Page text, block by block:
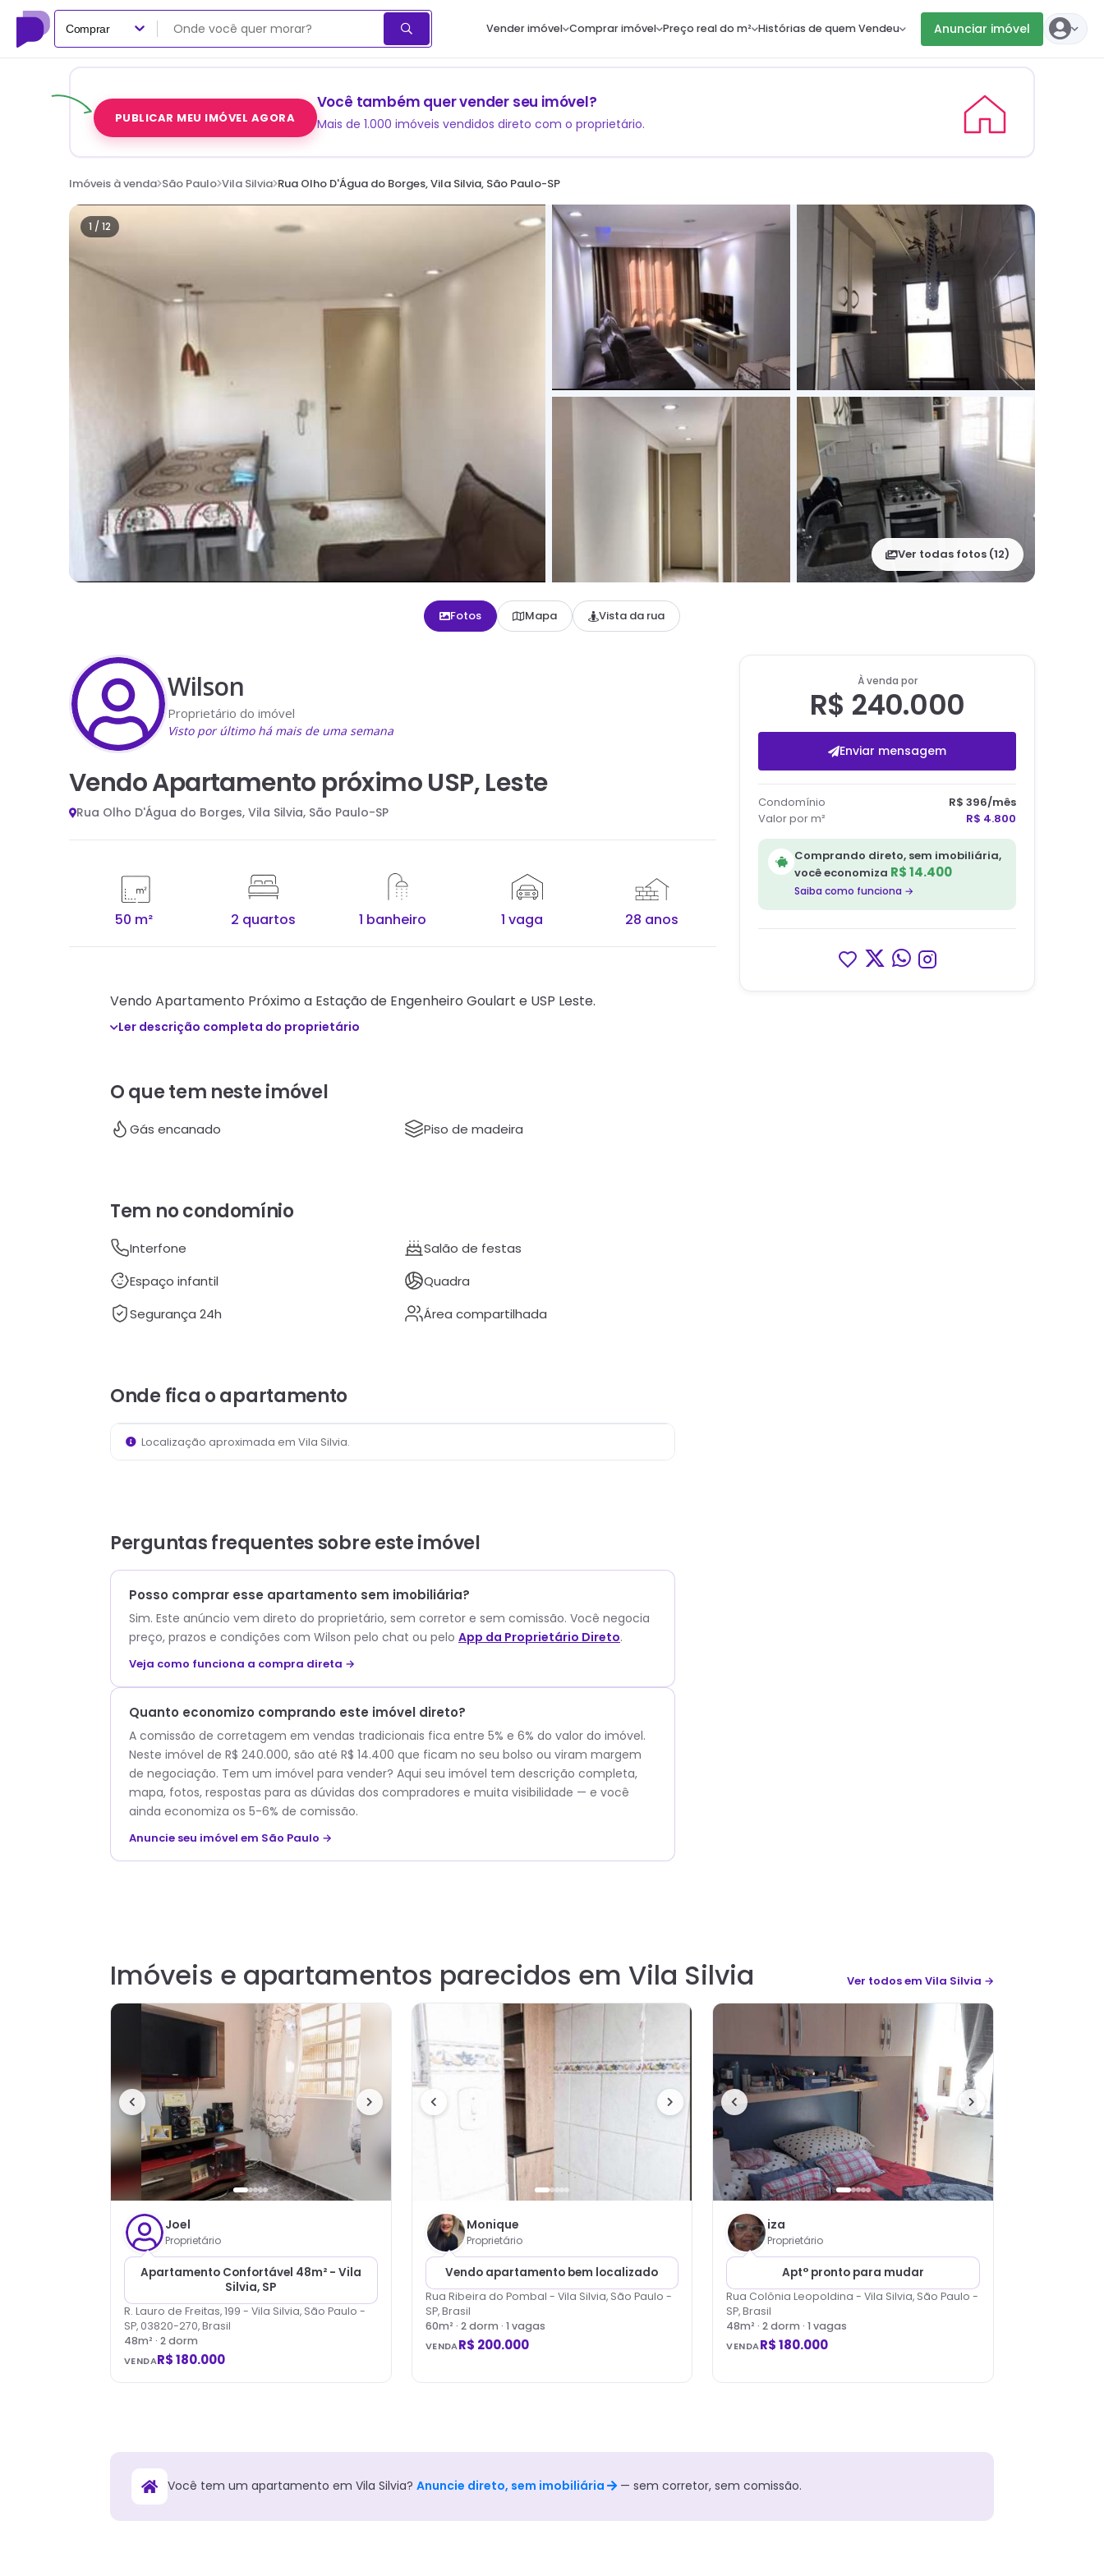
Comprar Vender imóvel Comprar imóvel Preço real do m² Histórias de quem Vendeu Anunciar imóvel
PUBLICAR MEU IMÓVEL AGORA
Você também quer vender seu imóvel?
Mais de 1.000 imóveis vendidos direto com o proprietário.
Imóveis à venda São Paulo Vila Silvia Rua Olho D'Água do Borges, Vila Silvia, São Paulo-SP
1 / 12
Ver todas fotos (12)
Fotos Mapa Vista da rua
Wilson
Proprietário do imóvel
Visto por último há mais de uma semana
Vendo Apartamento próximo USP, Leste
Rua Olho D'Água do Borges, Vila Silvia, São Paulo-SP
50 m² 2 quartos 1 banheiro 1 vaga 28 anos
Vendo Apartamento Próximo a Estação de Engenheiro Goulart e USP Leste.
Ler descrição completa do proprietário
O que tem neste imóvel
Gás encanado Piso de madeira
Tem no condomínio
Interfone
Salão de festas
Espaço infantil
Quadra
Segurança 24h
Área compartilhada
Onde fica o apartamento
Localização aproximada em Vila Silvia.
Perguntas frequentes sobre esteimóvel
Posso comprar esse apartamento sem imobiliária?
Sim. Este anúncio vem direto do proprietário, sem corretor e sem comissão. Você negocia
preço, prazos e condições com Wilson pelo chat ou pelo App da Proprietário Direto.
Veja como funciona a compra direta →
Quanto economizo comprando este imóvel direto?
A comissão de corretagem em vendas tradicionais fica entre 5% e 6% do valor do imóvel.
Neste imóvel de R$ 240.000, são até R$ 14.400 que ficam no seu bolso ou viram margem
de negociação. Tem um imóvel para vender? Aqui seu imóvel tem descrição completa,
mapa, fotos, respostas para as dúvidas dos compradores e muita visibilidade — e você
ainda economiza os 5-6% de comissão.
Anuncie seu imóvel em São Paulo →
À venda por
R$ 240.000
Enviar mensagem
Condomínio R$ 396/mês
Valor por m²
R$ 4.800
Comprando direto, sem imobiliária,
você economiza R$ 14.400
Saiba como funciona →
Imóveis e apartamentos parecidos em Vila Silvia Ver todosem Vila Silvia →
Joel
Proprietário
Apartamento Confortável 48m² - Vila
Silvia, SP
R. Lauro de Freitas, 199 - Vila Silvia, São Paulo -
SP, 03820-270, Brasil
48m² · 2dorm
VENDAR$ 180.000
Monique
Proprietário
Vendo apartamento bem localizado
Rua Ribeira do Pombal - Vila Silvia, São Paulo -
SP, Brasil
60m² · 2dorm · 1 vagas
VENDAR$ 200.000
iza
Proprietário
Apt° pronto para mudar
Rua Colônia Leopoldina - Vila Silvia, São Paulo -
SP, Brasil
48m² ·2dorm · 1 vagas
VENDAR$ 180.000
Você tem um apartamento em Vila Silvia? Anuncie direto, sem imobiliária — sem corretor, sem comissão.